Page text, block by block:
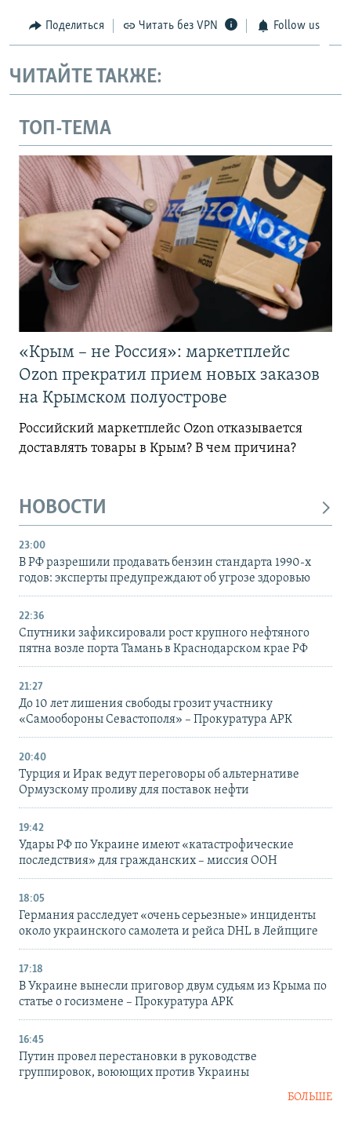
Поделиться Читать без VPN Follow us
ЧИТАЙТЕ ТАКЖЕ:
ТОП-ТЕМА
«Крым – не Россия»: маркетплейс
Ozon прекратил прием новых заказов
на Крымском полуострове
Российский маркетплейс Ozon отказывается
доставлять товары в Крым? В чем причина?
НОВОСТИ
23:00
В РФ разрешили продавать бензин стандарта 1990-х
годов: эксперты предупреждают об угрозе здоровью
22:36
Спутники зафиксировали рост крупного нефтяного
пятна возле порта Тамань в Краснодарском крае РФ
21:27
До 10 лет лишения свободы грозит участнику
«Самообороны Севастополя» – Прокуратура АРК
20:40
Турция и Ирак ведут переговоры об альтернативе
Ормузскому проливу для поставок нефти
19:42
Удары РФ по Украине имеют «катастрофические
последствия» для гражданских – миссия ООН
18:05
Германия расследует «очень серьезные» инциденты
около украинского самолета и рейса DHL в Лейпциге
17:18
В Украине вынесли приговор двум судьям из Крыма по
статье о госизмене – Прокуратура АРК
16:45
Путин провел перестановки в руководстве
группировок, воюющих против Украины
БОЛЬШЕ